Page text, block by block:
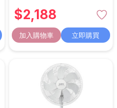
$2,188
加入購物車 立即購買